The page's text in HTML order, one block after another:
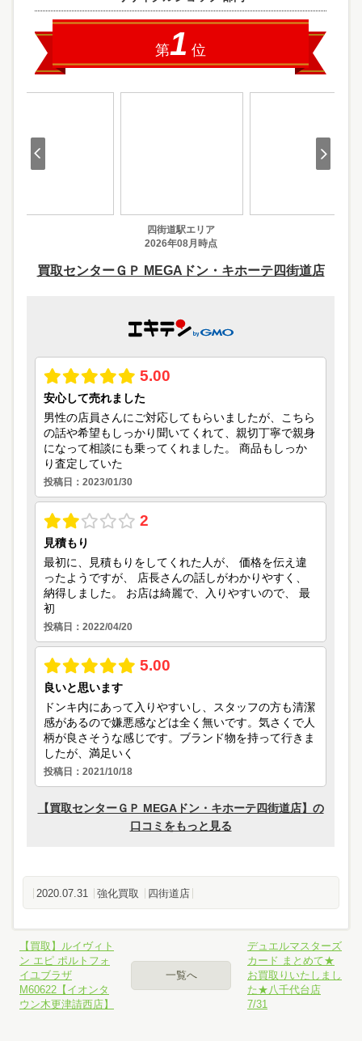
2020.07.31 強化買取 四街道店
【買取】ルイヴィト
ン エピ ポルトフォ
イユブラザ
M60622【イオンタ
ウン木更津請西店】
一覧へ
デュエルマスターズ
カード まとめて★
お買取りいたしまし
た★八千代台店
7/31